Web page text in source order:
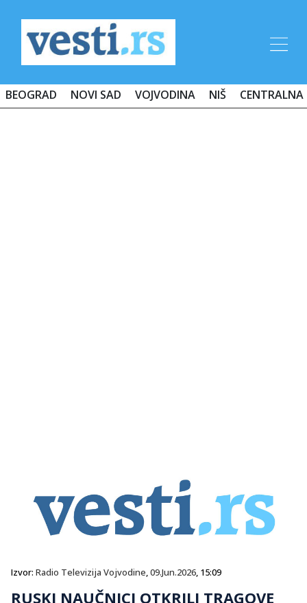
BEOGRAD NOVI SAD VOJVODINA NIŠ CENTRALNA
Izvor: Radio Televizija Vojvodine,09.Jun.2026, 15:09
RUSKI NAUČNICI OTKRILI TRAGOVE